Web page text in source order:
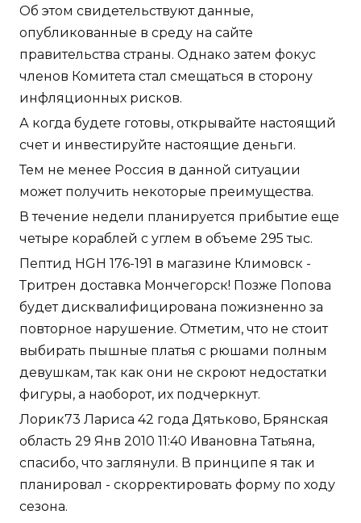
Об этом свидетельствуют данные,
опубликованные в среду на сайте
правительства страны. Однако затем фокус
членов Комитета стал смещаться в сторону
инфляционных рисков.
А когда будете готовы, открывайте настоящий
счет и инвестируйте настоящие деньги.
Тем не менее Россия в данной ситуации
может получить некоторые преимущества.
В течение недели планируется прибытие еще
четыре кораблей с углем в объеме 295 тыс.
Пептид HGH 176-191 в магазине Климовск -
Тритрен доставка Мончегорск! Позже Попова
будет дисквалифицирована пожизненно за
повторное нарушение. Отметим, что не стоит
выбирать пышные платья с рюшами полным
девушкам, так как они не скроют недостатки
фигуры, а наоборот, их подчеркнут.
Лорик73 Лариса 42 года Дятьково, Брянская
область 29 Янв 2010 11:40 Ивановна Татьяна,
спасибо, что заглянули. В принципе я так и
планировал - скорректировать форму по ходу
сезона.